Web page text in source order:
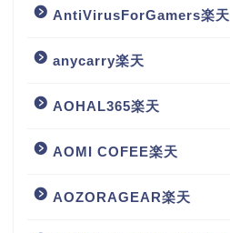
AntiVirusForGamers楽天
anycarry楽天
AOHAL365楽天
AOMI COFEE楽天
AOZORAGEAR楽天